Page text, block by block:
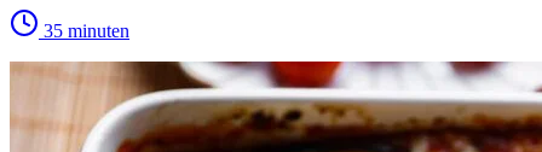
35 minuten